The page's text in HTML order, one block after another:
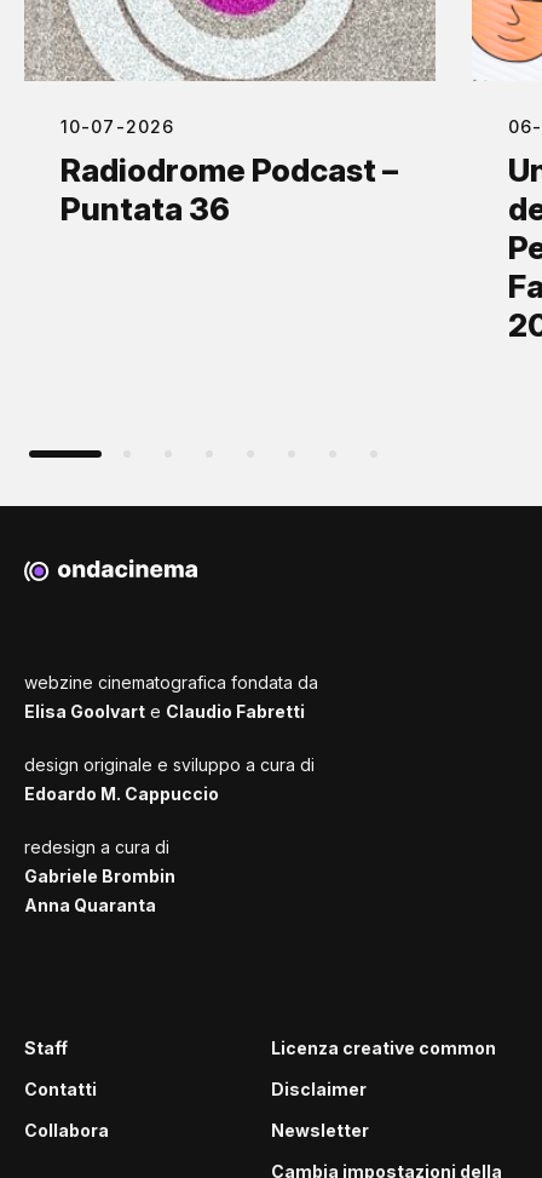
10-07-2026
Radiodrome Podcast –
Puntata 36
webzine cinematografica fondata da
Elisa Goolvart e Claudio Fabretti
design originale e sviluppo a cura di
Edoardo M. Cappuccio
redesign a cura di
Gabriele Brombin
Anna Quaranta
Staff
Contatti
Collabora
Licenza creative common
Disclaimer
Newsletter
Cambia impostazioni della